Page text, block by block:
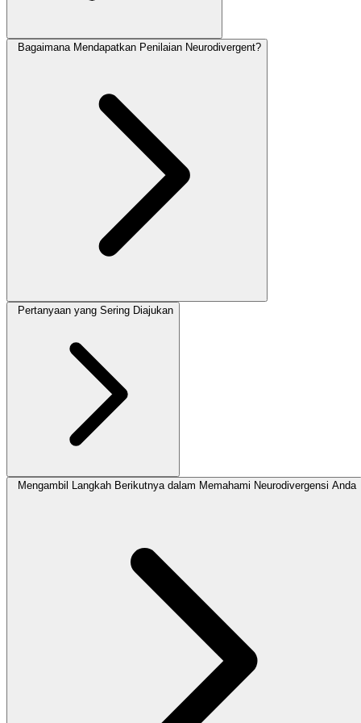
Bagaimana Mendapatkan Penilaian Neurodivergent?
Pertanyaan yang Sering Diajukan
Mengambil Langkah Berikutnya dalam Memahami Neurodivergensi Anda